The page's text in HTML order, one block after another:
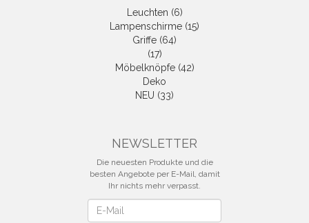
Leuchten (6)
Lampenschirme (15)
Griffe (64)
(17)
Möbelknöpfe (42)
Deko
NEU (33)
NEWSLETTER
Die neuesten Produkte und die
besten Angebote per E-Mail, damit
Ihr nichts mehr verpasst.